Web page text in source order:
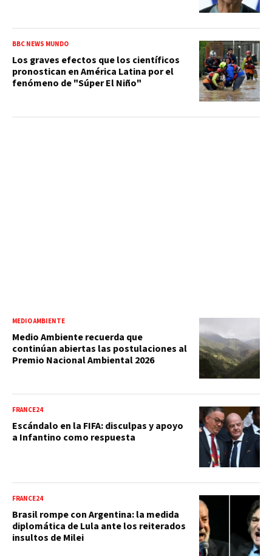
BBC NEWS MUNDO
Los graves efectos que los científicos
pronostican en América Latina por el
fenómeno de "Súper El Niño"
MEDIO AMBIENTE
Medio Ambiente recuerda que
continúan abiertas las postulaciones al
Premio Nacional Ambiental 2026
FRANCE24
Escándalo en la FIFA: disculpas y apoyo
a Infantino como respuesta
FRANCE24
Brasil rompe con Argentina: la medida
diplomática de Lula ante los reiterados
insultos de Milei